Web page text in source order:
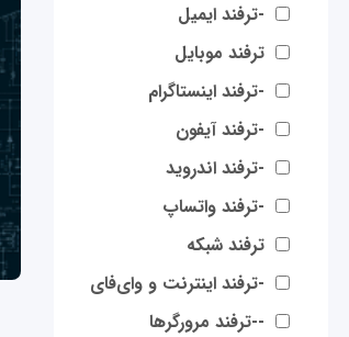
-ترفند ایمیل
ترفند موبایل
-ترفند اینستاگرام
-ترفند آیفون
-ترفند اندروید
-ترفند واتساپ
ترفند شبکه
-ترفند اینترنت و وای‌فای
--ترفند مرورگرها